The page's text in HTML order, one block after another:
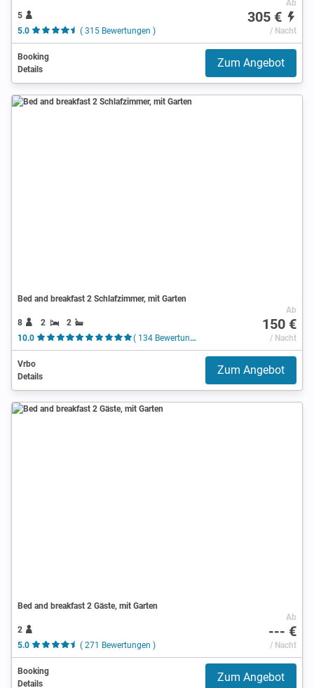
5
5.0
( 315 Bewertungen )
Ab
305 €
/ Nacht
Booking
Details
Zum Angebot
Bed and breakfast 2 Schlafzimmer, mit Garten
8 2
2
10.0
( 134 Bewertungen )
Ab
150 €
/ Nacht
Vrbo
Details
Zum Angebot
Bed and breakfast 2 Gäste, mit Garten
2
5.0
( 271 Bewertungen )
Ab
--- €
/ Nacht
Booking
Details
Zum Angebot